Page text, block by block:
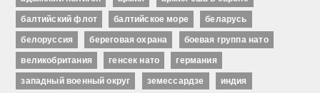
балтийский флот балтийское море беларусь
белоруссия береговая охрана боевая группа нато
великобритания генсек нато германия
западный военный округ земессардзе индия